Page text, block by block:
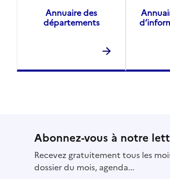
Annuaire des
départements
Abonnez-vous à notre
Recevez gratuitement tous les
dossier du mois, agenda...